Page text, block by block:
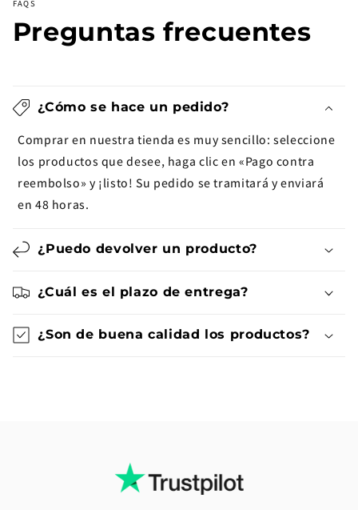
FAQS
Preguntas frecuentes
¿Cómo se hace un pedido?
Comprar en nuestra tienda es muy sencillo: seleccione
los productos que desee, haga clic en «Pago contra
reembolso» y ¡listo! Su pedido se tramitará y enviará
en 48 horas.
¿Puedo devolver un producto?
¿Cuál es el plazo de entrega?
¿Son de buena calidad los productos?